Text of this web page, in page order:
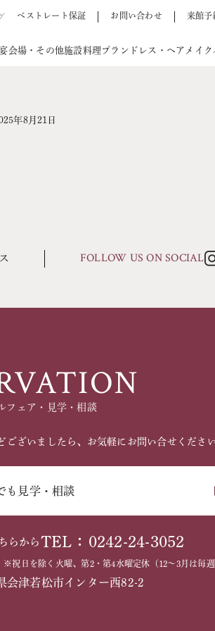
ベストレート保証 お問い合わせ 来館予
会場・その他施設料理 プラン ドレス・ヘアメイク
年8月21日
FOLLOW US ON SOCIAL
フェア・見学・相談
ございましたら、お気軽にお問い合せくださ
も見学・相談
らから TEL：0242-24-3052
祝日を除く火曜、第2・第4水曜定休（12～3月は毎週
会津若松市インター西82-2